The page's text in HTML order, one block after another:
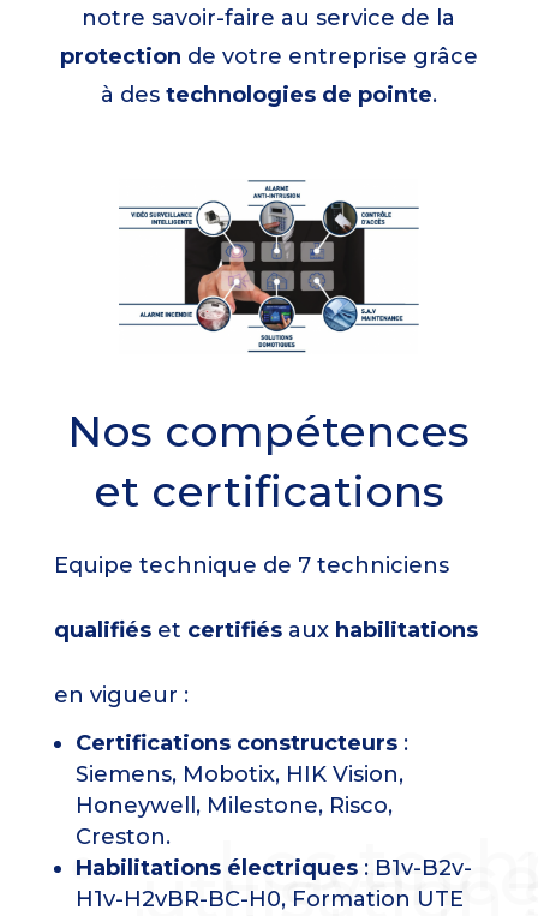
Les
utilisation
notre savoir-faire au service de la
protection de votre entreprise grâce
à des technologies de pointe.
Nos compétences
et certifications
Equipe technique de 7 techniciens
qualifiéset certifiésaux habilitations
en vigueur :
Certifications constructeurs:
Siemens, Mobotix, HIK Vision,
Honeywell, Milestone, Risco,
Creston.
Habilitations électriques: B1v-B2v-
H1v-H2vBR-BC-H0, Formation UTE